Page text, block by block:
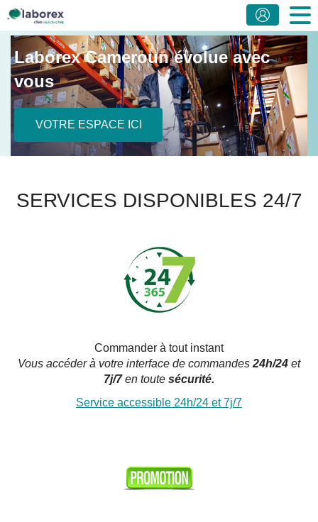
Laborex Cameroun évolue avec
vous
VOTRE ESPACE ICI
SERVICES DISPONIBLES 24/7
Commander à tout instant
Vous accéder à votre interface de commandes 24h/24 et
7j/7en toute sécurité.
Service accessible 24h/24 et 7j/7